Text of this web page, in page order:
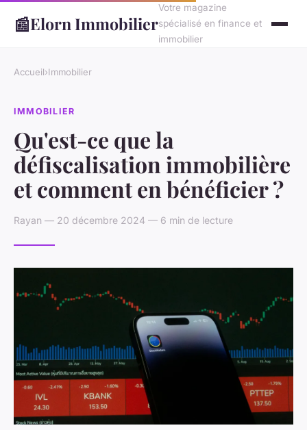
📰Elorn Immobilier
Votre magazine
spécialisé en finance et
immobilier
Accueil›Immobilier
IMMOBILIER
Qu'est-ce que la
défiscalisation immobilière
et comment en bénéficier ?
Rayan — 20 décembre 2024 — 6 min de lecture